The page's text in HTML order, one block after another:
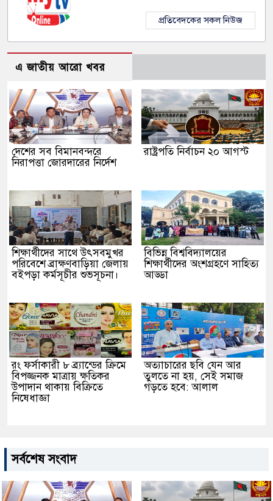
প্রতিবেদকের সকল নিউজ
এ জাতীয় আরো খবর
দেশের সব বিমানবন্দরে
নিরাপত্তা জোরদারের নির্দেশ
রাষ্ট্রপতি নির্বাচন ২০ আগস্ট
শিক্ষার্থীদের সাথে উৎসবমুখর
পরিবেশে ব্রাক্ষণবাড়িয়া জেলায়
বইপড়া কর্মসূচীর শুভসূচনা।
বিভিন্ন বিশ্ববিদ্যালয়ের
শিক্ষার্থীদের অংশগ্রহণে সাহিত্য
আড্ডা
রং ফর্সাকারী ৮ ব্র্যান্ডের ক্রিমে
বিপজ্জনক মাত্রায় ক্ষতিকর
উপাদান থাকায় বিক্রিতে
নিষেধাজ্ঞা
অত্যাচারের ছবি যেন আর
তুলতে না হয়, সেই সমাজ
গড়তে হবে: আলাল
সর্বশেষ সংবাদ